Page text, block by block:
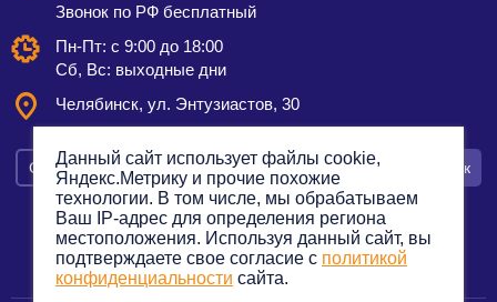
Звонок по РФ бесплатный
Пн-Пт: с 9:00 до 18:00
Сб, Вс: выходные дни
Челябинск, ул. Энтузиастов, 30
Смотреть на карте Оставить заявку Заказать звонок
Политика конфиденциальности
Данный сайт использует файлы cookie,
Яндекс.Метрику и прочие похожие
технологии. В том числе, мы обрабатываем
Ваш IP-адрес для определения региона
местоположения. Используя данный сайт, вы
подтверждаете свое согласие с политикой
конфиденциальности сайта.